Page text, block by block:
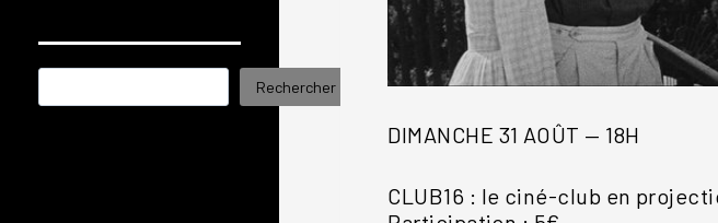
DIMANCHE 31 AOÛT — 18H
CLUB16 : le ciné-club en
Rechercher